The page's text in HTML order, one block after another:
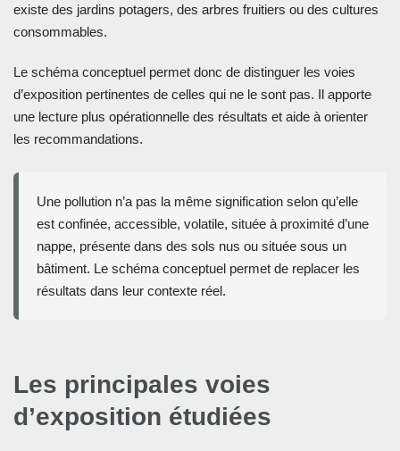
existe des jardins potagers, des arbres fruitiers ou des cultures
consommables.
Le schéma conceptuel permet donc de distinguer les voies
d’exposition pertinentes de celles qui ne le sont pas. Il apporte
une lecture plus opérationnelle des résultats et aide à orienter
les recommandations.
Une pollution n’a pas la même signification selon qu’elle
est confinée, accessible, volatile, située à proximité d’une
nappe, présente dans des sols nus ou située sous un
bâtiment. Le schéma conceptuel permet de replacer les
résultats dans leur contexte réel.
Les principales voies
d’exposition étudiées